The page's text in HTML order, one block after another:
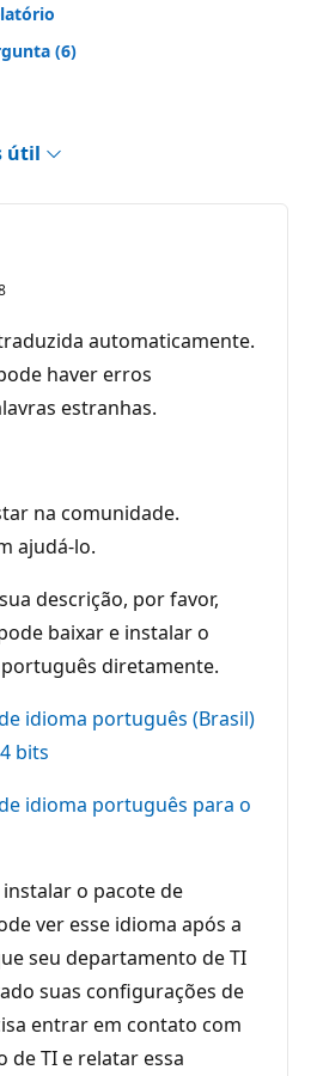
(6)
útil
automaticamente.
haver erros
estranhas.
na comunidade.
ajudá-lo.
descrição, por favor,
baixar e instalar o
diretamente.
idioma português (Brasil)
bits
idioma português para o
o pacote de
ver esse idioma após a
seu departamento de TI
suas configurações de
entrar em contato com
de TI e relatar essa